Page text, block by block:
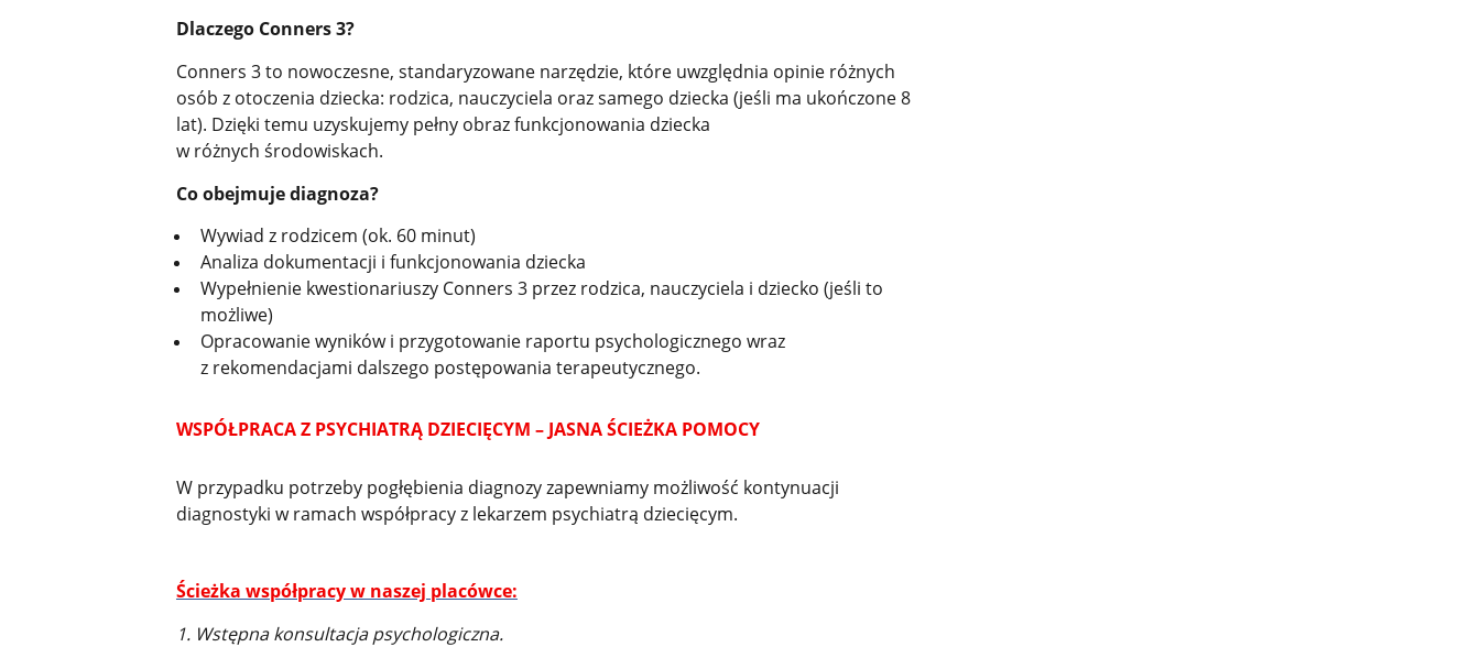
Dlaczego Conners 3?
Conners 3 to nowoczesne, standaryzowane narzędzie, które uwzględnia opinie różnych
osób z otoczenia dziecka: rodzica, nauczyciela oraz samego dziecka (jeśli ma ukończone 8
lat). Dzięki temu uzyskujemy pełny obraz funkcjonowania dziecka
w różnych środowiskach.
Co obejmuje diagnoza?
Wywiad z rodzicem (ok. 60 minut)
Analiza dokumentacji i funkcjonowania dziecka
Wypełnienie kwestionariuszy Conners 3 przez rodzica, nauczyciela i dziecko (jeśli to
możliwe)
Opracowanie wyników i przygotowanie raportu psychologicznego wraz
z rekomendacjami dalszego postępowania terapeutycznego.
WSPÓŁPRACA Z PSYCHIATRĄ DZIECIĘCYM – JASNA ŚCIEŻKA POMOCY
W przypadku potrzeby pogłębienia diagnozy zapewniamy możliwość kontynuacji
diagnostyki w ramach współpracy z lekarzem psychiatrą dziecięcym.
Ścieżka współpracy w naszej placówce:
1. Wstępna konsultacja psychologiczna.